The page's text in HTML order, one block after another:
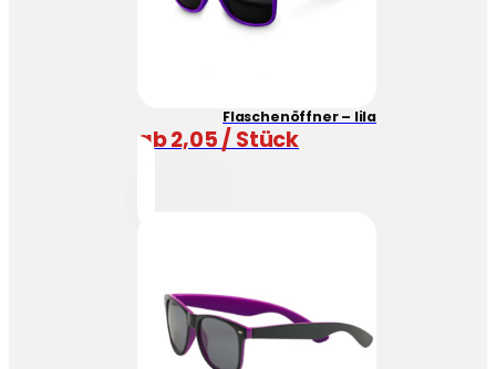
Flaschenöffner – lila
ab 2,05 / Stück